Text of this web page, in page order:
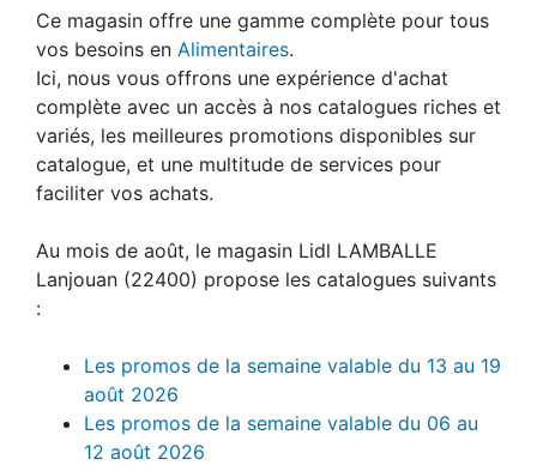
Ce magasin offre une gamme complète pour tous
vos besoins en Alimentaires.
Ici, nous vous offrons une expérience d'achat
complète avec un accès à nos catalogues riches et
variés, les meilleures promotions disponibles sur
catalogue, et une multitude de services pour
faciliter vos achats.
Au mois de août, le magasin Lidl LAMBALLE
Lanjouan (22400) propose les catalogues suivants
:
Les promos de la semaine valable du 13 au 19
août 2026
Les promos de la semaine valable du 06 au
12 août 2026